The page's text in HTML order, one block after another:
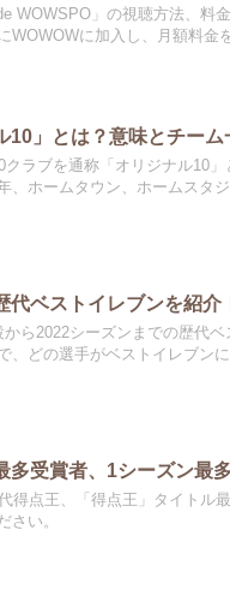
WOWSPO」の視聴方法、料
WOWOWに加入し、月額料金
」とは？意味とチーム
ラブを通称「オリジナル10
、ホームタウン、ホームスタ
ベストイレブンを紹介
ら2022シーズンまでの歴代
、どの選手がベストイレブン
受賞者、1シーズン最
得点王、「得点王」タイトル
さい。